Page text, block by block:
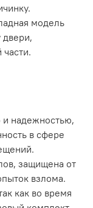
модель
двери,
и надежностью,
в сфере
защищена от
взлома.
как во время